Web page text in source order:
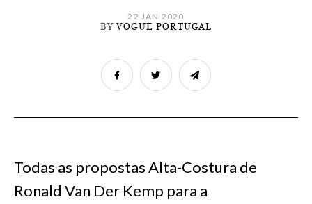
22 JAN 2020
BYVOGUE PORTUGAL
Todas as propostas Alta-Costura de
Ronald Van Der Kemp para a